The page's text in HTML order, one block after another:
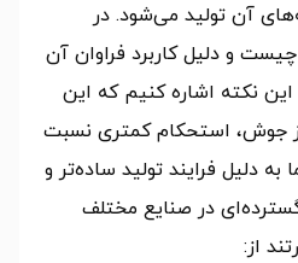
آن تولید می‌شود. در
چیست و دلیل کاربرد فراوان آن
نکته اشاره کنیم که این
جوش، استحکام کمتری نسبت
به دلیل فرایند تولید ساده‌تر و
در صنایع مختلف
از: